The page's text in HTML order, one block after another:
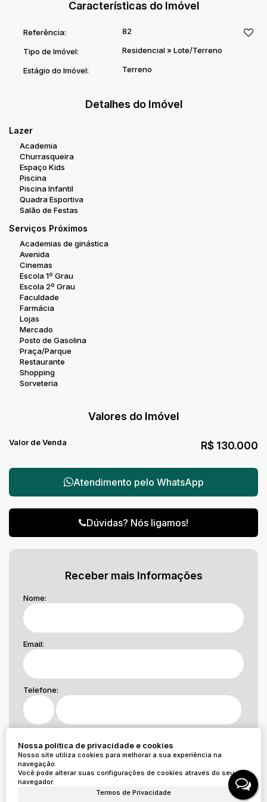
Nossa política de privacidade e cookies
Nosso site utiliza cookies para melhorar a sua experiência na
navegação.
Você pode alterar suas configurações de cookies através do seu
navegador.
Termos de Privacidade
Características do Imóvel
Referência: 82
Tipo de Imóvel: Residencial» Lote/Terreno
Estágio do Imóvel: Terreno
Detalhes do Imóvel
Lazer
Academia
Churrasqueira
Espaço Kids
Piscina
Piscina Infantil
Quadra Esportiva
Salão de Festas
Serviços Próximos
Academias de ginástica
Avenida
Cinemas
Escola 1º Grau
Escola 2º Grau
Faculdade
Farmácia
Lojas
Mercado
Posto de Gasolina
Praça/Parque
Restaurante
Shopping
Sorveteria
Valores do Imóvel
R$ 130.000
Valor de Venda
Atendimento pelo WhatsApp
Dúvidas? Nós ligamos!
Receber mais Informações
Nome:
Email:
Telefone: